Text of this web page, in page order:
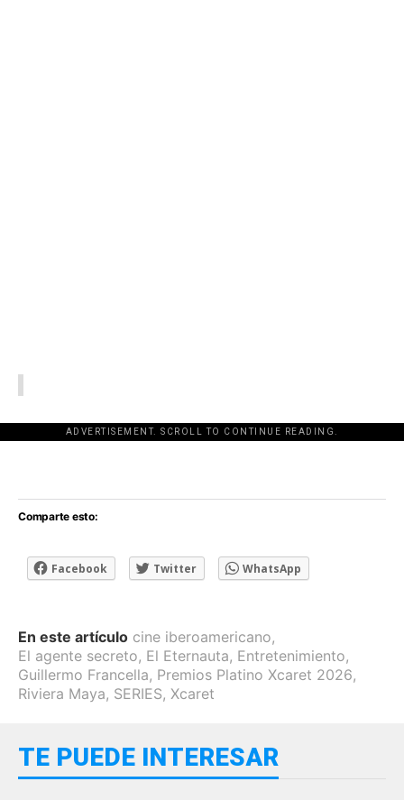
ADVERTISEMENT. SCROLL TO CONTINUE READING.
[adsforwp id="243463"]
Comparte esto:
Facebook Twitter WhatsApp
En este artículo cine iberoamericano,
El agente secreto, El Eternauta, Entretenimiento,
Guillermo Francella, Premios Platino Xcaret 2026,
Riviera Maya, SERIES, Xcaret
TE PUEDE INTERESAR